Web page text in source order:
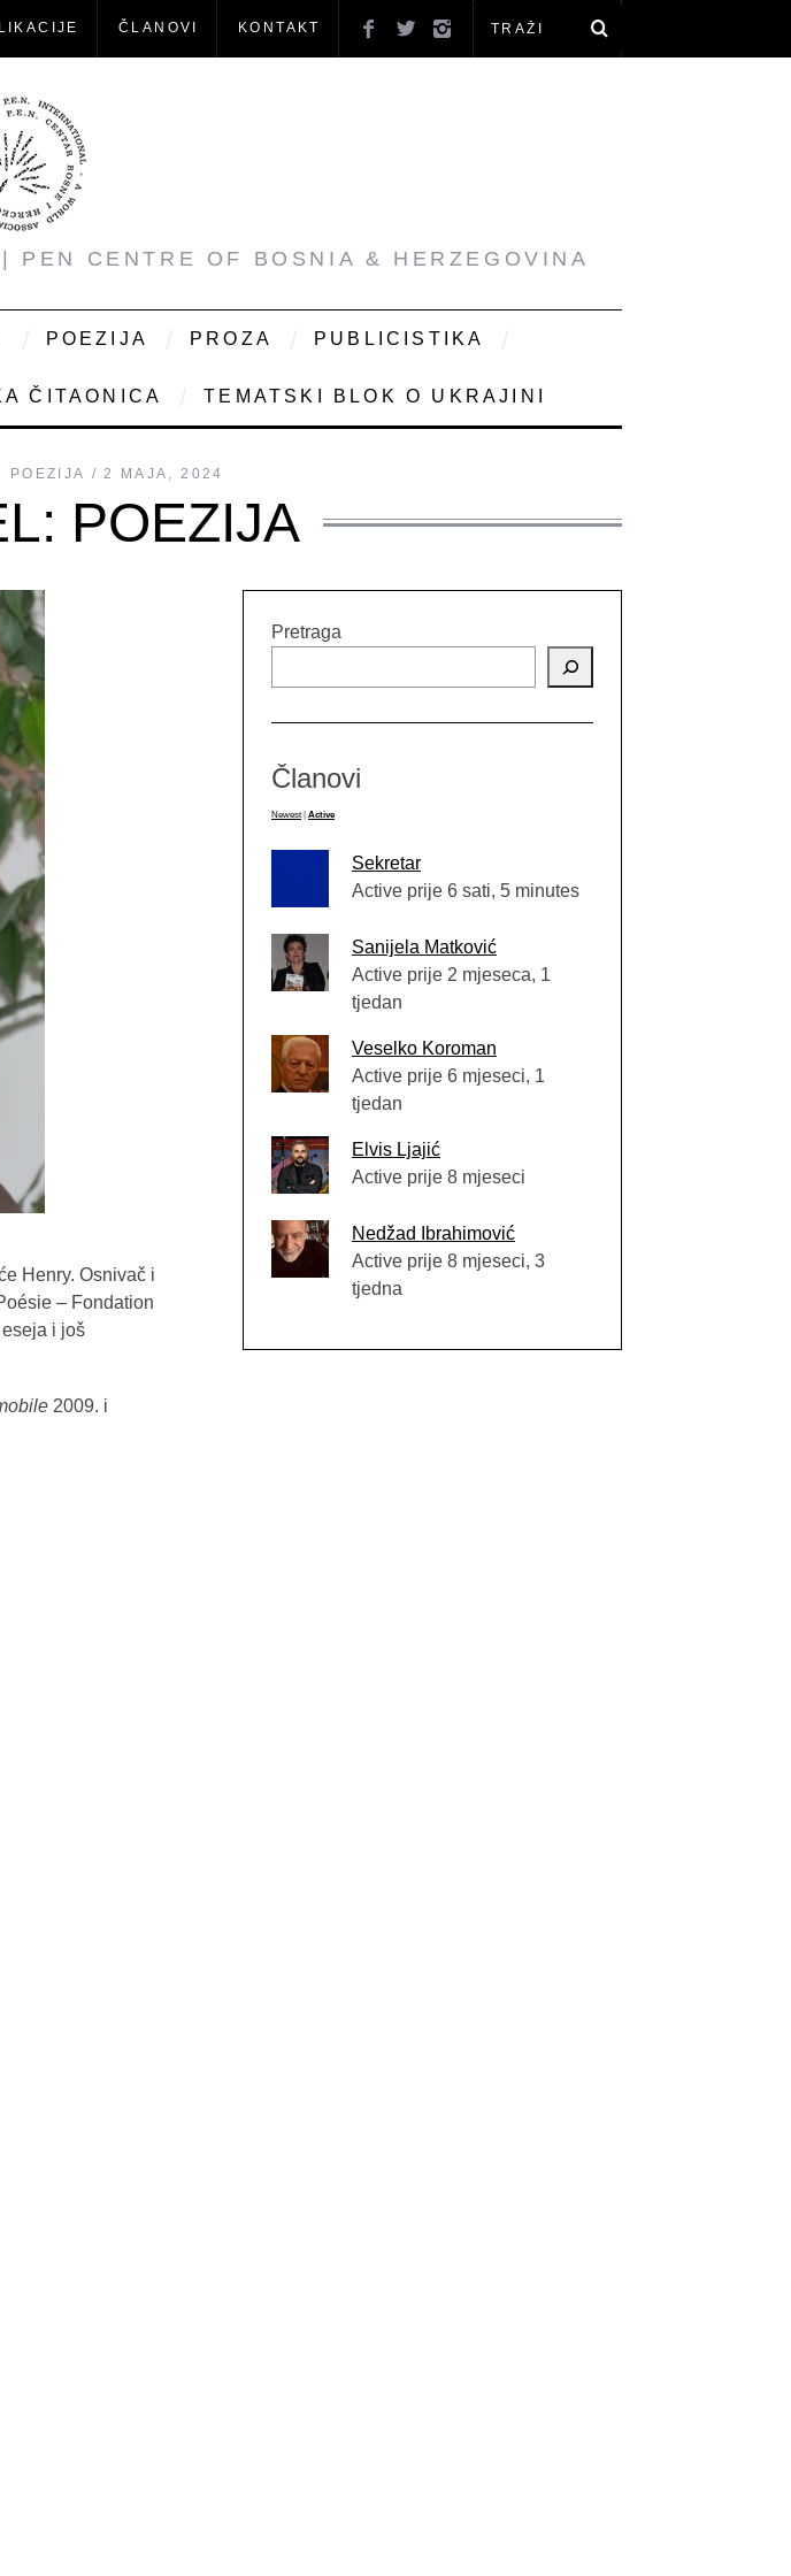
ČLANOVI KONTAKT
CENTRE OF BOSNIA & HERZEGOVINA
POEZIJA PROZA PUBLICISTIKA
ČITAONICA TEMATSKI BLOK O UKRAJINI
POEZIJA 2 MAJA, 2024
POEZIJA
Henry. Osnivač i
– Fondation
i još
2009. i
Pretraga
Članovi
Newest Active
Sekretar
Active prije 6 sati, 5 minutes
Sanijela Matković
Active prije 2 mjeseca, 1
tjedan
Veselko Koroman
Active prije 6 mjeseci, 1
tjedan
Elvis Ljajić
Active prije 8 mjeseci
Nedžad Ibrahimović
Active prije 8 mjeseci, 3
tjedna